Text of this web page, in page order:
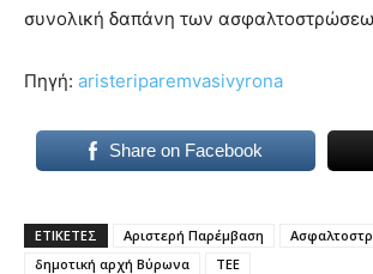
συνολική δαπάνη των
Πηγή: aristeriparemvasivyrona
Share on Facebook
ΕΤΙΚΕΤΕΣ Αριστερή Παρέμβαση
δημοτική αρχή Βύρωνα
ΤΕΕ